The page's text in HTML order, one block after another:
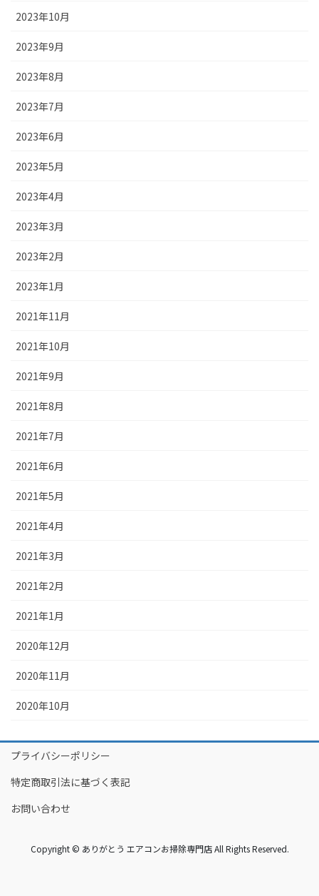
2023年10月
2023年9月
2023年8月
2023年7月
2023年6月
2023年5月
2023年4月
2023年3月
2023年2月
2023年1月
2021年11月
2021年10月
2021年9月
2021年8月
2021年7月
2021年6月
2021年5月
2021年4月
2021年3月
2021年2月
2021年1月
2020年12月
2020年11月
2020年10月
プライバシーポリシー
特定商取引法に基づく表記
お問い合わせ
Copyright © ありがとう エアコンお掃除専門店 All Rights Reserved.